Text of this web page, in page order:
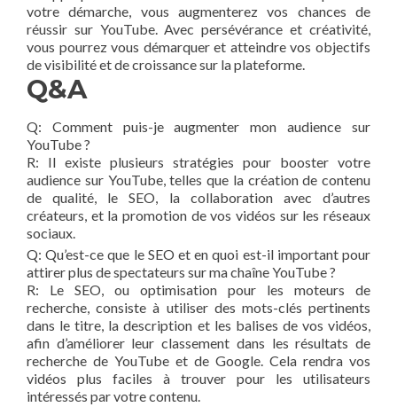
votre démarche, vous augmenterez vos chances de
réussir sur YouTube. Avec persévérance et créativité,
vous pourrez vous démarquer et atteindre ⁤vos objectifs
⁤de visibilité et de croissance sur la plateforme.
Q&A
Q: Comment puis-je augmenter mon⁤ audience sur
YouTube ?
R: Il existe plusieurs stratégies pour booster votre‌
audience sur YouTube, telles que la création de contenu
de qualité, le SEO, la collaboration avec d’autres
créateurs, et la promotion de ‌vos vidéos sur les réseaux
sociaux.
Q: Qu’est-ce que le⁤ SEO ‌et en quoi est-il important pour
attirer plus de‌ spectateurs sur ma chaîne YouTube ?
R: ⁤Le SEO, ou⁤ optimisation‍ pour les moteurs de
recherche, consiste à utiliser ⁣des mots-clés pertinents
dans⁢ le titre, la description ​et les⁣ balises⁤ de vos vidéos,
afin ⁤d’améliorer leur​ classement dans les résultats⁢ de
recherche de YouTube et de⁤ Google. Cela rendra vos⁢
vidéos plus faciles à trouver pour les utilisateurs
intéressés par votre contenu.